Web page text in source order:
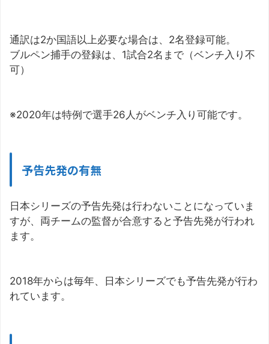
通訳は2か国語以上必要な場合は、2名登録可能。
ブルペン捕手の登録は、1試合2名まで（ベンチ入り不
可）
※2020年は特例で選手26人がベンチ入り可能です。
予告先発の有無
日本シリーズの予告先発は行わないことになっていま
すが、両チームの監督が合意すると予告先発が行われ
ます。
2018年からは毎年、日本シリーズでも予告先発が行わ
れています。